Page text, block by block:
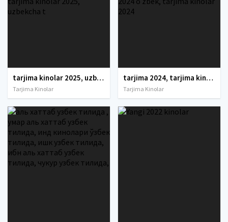
tarjima kinolar 2025, uzbek tarjima kinolar 2025, tarjima kinolar uzbek tilida 2025, tarjima kinolar o zbek 2025, tarjima kinolar o zbek tilida 2025, yangi tarjima kinolar 2025, uzmovi tarjima kinolar 2025, uzmovi com tarjima kinolar 2025, uzbekcha t
Tarjima Kinolar
tarjima 2024, tarjima kinolar 2024, uzbek tarjima 2024, tarjima kinolar tilida tilida 2024, uzbek tilida tarjima 2024, kino tarjima 2024, uzbek tarjima kinolar 2024, tarjima kinolar 2024 uzbek tilida, tarjima kinolar 2024 o zbek, tarjima kinolar 2024
Tarjima Kinolar